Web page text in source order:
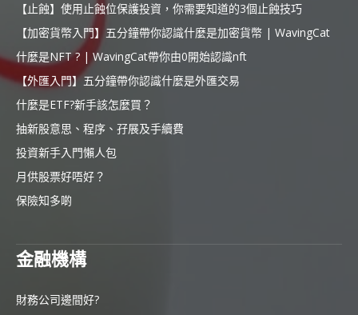
【止蝕】使用止蝕位保護投資，你需要知道的3個止蝕技巧
【加密貨幣入門】五分鐘帶你認識什麼是加密貨幣 | WavingCat
什麼是NFT ? | WavingCat帶你由0開始認識nft
【外匯入門】五分鐘帶你認識什麼是外匯交易
什麼是ETF?新手該怎麼買？
抽新股意思、程序、孖展及手續費
投資新手入門懶人包
月供股票好唔好？
保險知多啲
金融機構
財務公司邊間好?